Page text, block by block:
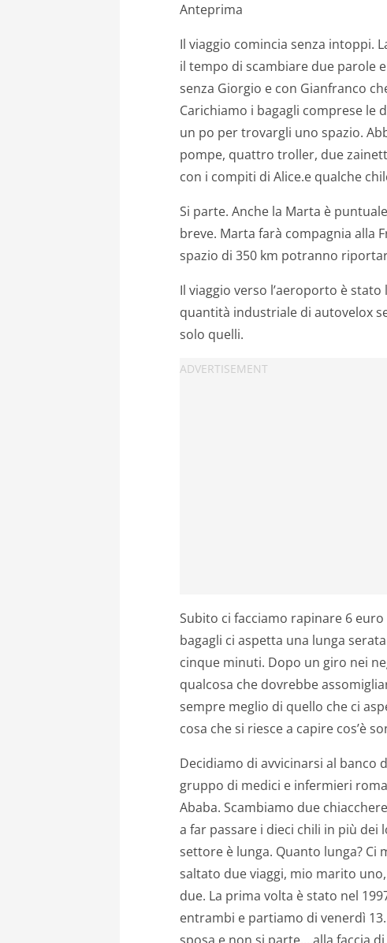
Anteprima
Il viaggio comincia senza intoppi.
il tempo di scambiare due parole
senza Giorgio e con Gianfranco
Carichiamo i bagagli comprese le
un po per trovargli uno spazio.
pompe, quattro troller, due
con i compiti di Alice.e qualche
Si parte. Anche la Marta è
breve. Marta farà compagnia alla
spazio di 350 km potranno
Il viaggio verso l’aeroporto è
quantità industriale di autovelox
solo quelli.
Subito ci facciamo rapinare 6
bagagli ci aspetta una lunga
cinque minuti. Dopo un giro nei
qualcosa che dovrebbe
sempre meglio di quello che ci
cosa che si riesce a capire cos’è
Decidiamo di avvicinarsi al banco
gruppo di medici e infermieri
Ababa. Scambiamo due
a far passare i dieci chili in più dei
settore è lunga. Quanto lunga?
saltato due viaggi, mio marito
due. La prima volta è stato nel
entrambi e partiamo di venerdì